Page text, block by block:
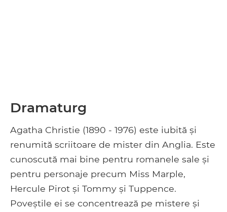
Dramaturg
Agatha Christie (1890 - 1976) este iubită și
renumită scriitoare de mister din Anglia. Este
cunoscută mai bine pentru romanele sale și
pentru personaje precum Miss Marple,
Hercule Pirot și Tommy și Tuppence.
Poveștile ei se concentrează pe mistere și